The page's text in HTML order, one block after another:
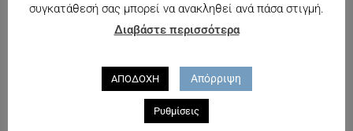
CARRERA 5500
108.00
συγκατάθεσή σας μπορεί να ανακληθεί ανά πάσα στιγμή.
Διαβάστε περισσότερα
ΑΠΟΔΟΧΗ Απόρριψη
Ρυθμίσεις